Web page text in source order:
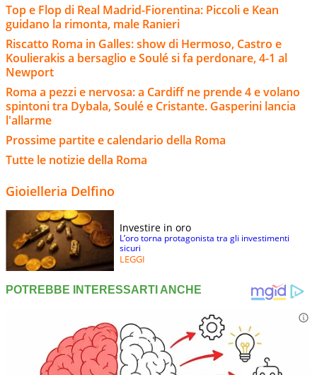
Top e Flop di Real Madrid-Fiorentina: Piccoli e Kean
guidano la rimonta, male Ranieri
Riscatto Roma in Galles: show di Hermoso, Castro e
Koulierakis a bersaglio e Soulé si fa perdonare, 4-1 al
Newport
Roma a pezzi e nervosa: a Cardiff ne prende 4 e volano
spintoni tra Dybala, Soulé e Cristante. Gasperini lancia
l'allarme
Prossime partite e calendario della Roma
Tutte le notizie della Roma
Gioielleria Delfino
Investire in oro
L’oro torna protagonista tra gli investimenti
sicuri
LEGGI